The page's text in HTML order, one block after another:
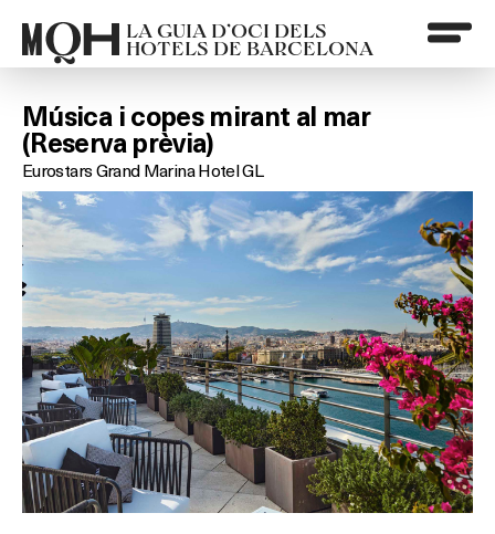
LA GUIA D’OCI DELS
HOTELS DE BARCELONA
Música i copes mirant al mar
(Reserva prèvia)
Eurostars Grand Marina Hotel GL